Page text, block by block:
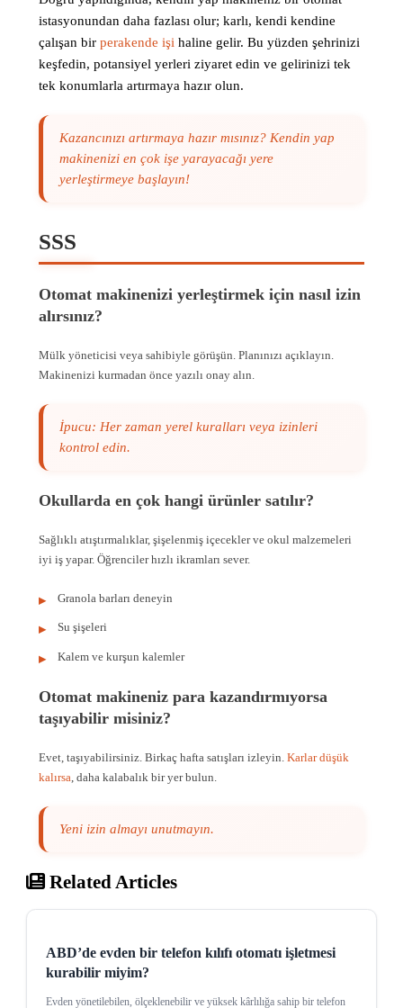
istasyonundan daha fazlası olur; karlı, kendi kendine
çalışan bir perakende işi haline gelir. Bu yüzden şehrinizi
keşfedin, potansiyel yerleri ziyaret edin ve gelirinizi tek
tek konumlarla artırmaya hazır olun.
Kazancınızı artırmaya hazır mısınız? Kendin yap
makinenizi en çok işe yarayacağı yere
yerleştirmeye başlayın!
SSS
Otomat makinenizi yerleştirmek için nasıl izin
alırsınız?
Mülk yöneticisi veya sahibiyle görüşün. Planınızı açıklayın.
Makinenizi kurmadan önce yazılı onay alın.
İpucu: Her zaman yerel kuralları veya izinleri
kontrol edin.
Okullarda en çok hangi ürünler satılır?
Sağlıklı atıştırmalıklar, şişelenmiş içecekler ve okul malzemeleri
iyi iş yapar. Öğrenciler hızlı ikramları sever.
Granola barları deneyin
Su şişeleri
Kalem ve kurşun kalemler
Otomat makineniz para kazandırmıyorsa
taşıyabilir misiniz?
Evet, taşıyabilirsiniz. Birkaç hafta satışları izleyin. Karlar düşük
kalırsa , daha kalabalık bir yer bulun.
Yeni izin almayı unutmayın.
Related Articles
ABD’de evden bir telefon kılıfı otomatı işletmesi
kurabilir miyim?
Evden yönetilebilen, ölçeklenebilir ve yüksek kârlılığa sahip bir telefon